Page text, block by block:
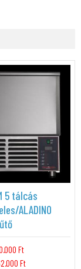
5 tálcás
ALADINO
Ft
Ft